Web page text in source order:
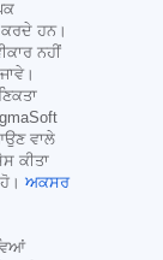
ਹਨ।
ਨਹੀਂ
ਵਾਲੇ
ਕੀਤਾ
ਅਕਸਰ